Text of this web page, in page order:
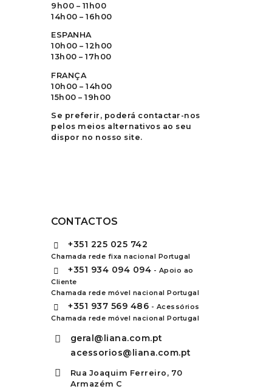
9h00 – 11h00
14h00 – 16h00
ESPANHA
10h00 – 12h00
13h00 – 17h00
FRANÇA
10h00 – 14h00
15h00 – 19h00
Se preferir, poderá contactar-nos
pelos meios alternativos ao seu
dispor no nosso site.
CONTACTOS
+351 225 025 742
Chamada rede fixa nacional Portugal
+351 934 094 094 - Apoio ao
Cliente
Chamada rede móvel nacional Portugal
+351 937 569 486 - Acessórios
Chamada rede móvel nacional Portugal
geral@liana.com.pt
acessorios@liana.com.pt
Rua Joaquim Ferreiro, 70
Armazém C